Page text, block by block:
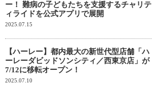
ー！ 難病の子どもたちを支援するチャリテ
ィライドを公式アプリで展開
2025.07.15
【ハーレー】都内最大の新世代型店舗「ハ
ーレーダビッドソンシティ／西東京店」が
7/12に移転オープン！
2025.07.10